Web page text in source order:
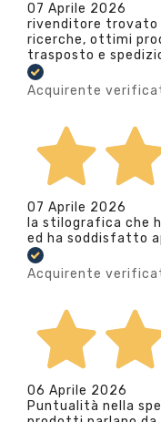
07 Aprile 2026
rivenditore trovato
ricerche, ottimi
trasposto e
Acquirente
07 Aprile 2026
la stilografica che
ed ha soddisfatto
Acquirente
06 Aprile 2026
Puntualità nella